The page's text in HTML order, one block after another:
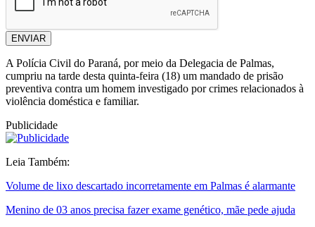
ENVIAR
A Polícia Civil do Paraná, por meio da Delegacia de Palmas,
cumpriu na tarde desta quinta-feira (18) um mandado de prisão
preventiva contra um homem investigado por crimes relacionados à
violência doméstica e familiar.
Publicidade
Leia Também:
Volume de lixo descartado incorretamente em Palmas é alarmante
Menino de 03 anos precisa fazer exame genético, mãe pede ajuda